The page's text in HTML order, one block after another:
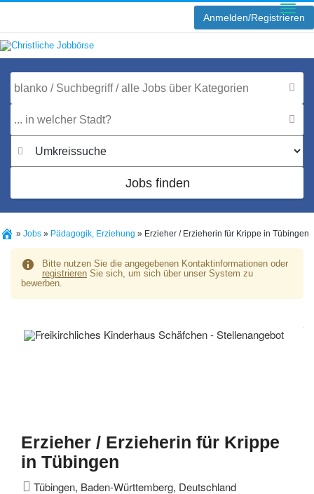
Anmelden/Registrieren
Jobs finden
» Jobs » Pädagogik, Erziehung » Erzieher / Erzieherin für Krippe in Tübingen
Bitte nutzen Sie die angegebenen Kontaktinformationen oder
registrieren Sie sich, um sich über unser System zu
bewerben.
Erzieher / Erzieherin für Krippe
in Tübingen
Tübingen, Baden-Württemberg, Deutschland